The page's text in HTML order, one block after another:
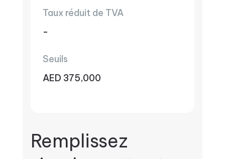
Taux réduit de TVA
-
Seuils
AED 375,000
Remplissez